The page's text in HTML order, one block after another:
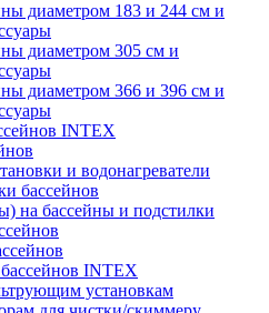
диаметром 183 и 244 см и
диаметром 305 см и
диаметром 366 и 396 см и
INTEX
и водонагреватели
бассейнов
на бассейны и подстилки
INTEX
установкам